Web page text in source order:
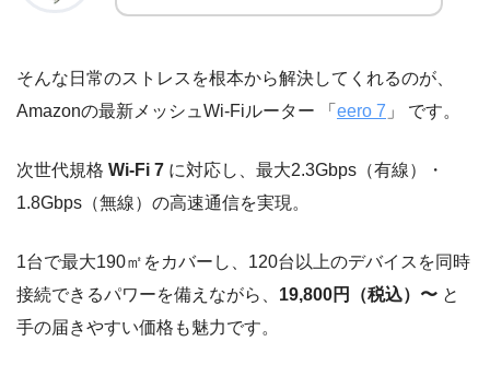
そんな日常のストレスを根本から解決してくれるのが、
Amazonの最新メッシュWi-Fiルーター 「 eero 7 」 です。
次世代規格 Wi-Fi 7 に対応し、最大2.3Gbps（有線）・
1.8Gbps（無線）の高速通信を実現。
1台で最大190㎡をカバーし、120台以上のデバイスを同時
接続できるパワーを備えながら、 19,800円（税込）〜 と
手の届きやすい価格も魅力です。